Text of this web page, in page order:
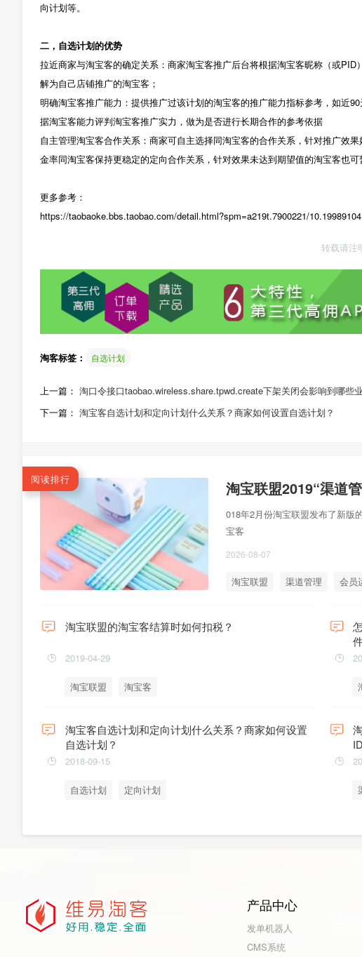
向计划等。
二，自选计划的优势
拉近商家与淘宝客的确定关系：商家淘宝客推广后台将根据淘宝客昵称（或
解为自己店铺推广的淘宝客；
明确淘宝客推广能力：提供推广过该计划的淘宝客的推广能力指标参考，如近
据淘宝客能力评判淘宝客推广实力，做为是否进行长期合作的参考依据
自主管理淘宝客合作关系：商家可自主选择同淘宝客的合作关系，针对推广效
金率同淘宝客保持更稳定的定向合作关系，针对效果未达到期望值的淘宝客也可
更多参考：
https://taobaoke.bbs.taobao.com/detail.html?spm=a219t.7900221/
转载请注
淘客标签： 自选计划
上一篇： 淘口令接口taobao.wireless.share.tpwd.create下架关闭会影响到哪些
下一篇： 淘宝客自选计划和定向计划什么关系？商家如何设置自选计划？
阅读排行
018年2月份淘宝联盟发布了新版
宝客
2026-08-07
淘宝联盟 渠道管理
淘宝联盟的淘宝客结算时如何扣税？
2019-04-29
淘宝联盟 淘宝客
淘宝客自选计划和定向计划什么关系？商家如何设置
自选计划？
2018-09-15
自选计划 定向计划
产品中心
发单机器人
CMS系统